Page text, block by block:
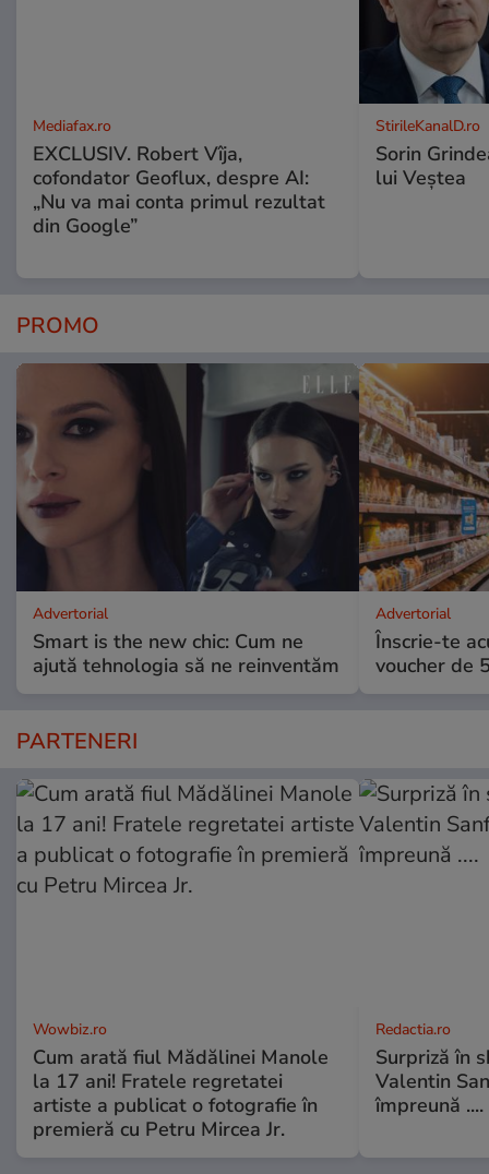
Mediafax.ro
EXCLUSIV. Robert Vîja,
cofondator Geoflux, despre AI:
„Nu va mai conta primul rezultat
din Google”
StirileKanalD.ro
Sorin
lui Veștea
PROMO
Advertorial
Smart is the new chic: Cum ne
ajută tehnologia să ne reinventăm
Advertorial
Înscrie-te
voucher de
PARTENERI
Wowbiz.ro
Cum arată fiul Mădălinei Manole
la 17 ani! Fratele regretatei
artiste a publicat o fotografie în
premieră cu Petru Mircea Jr.
Redactia.ro
Surpriză în
Valentin
împreună ....